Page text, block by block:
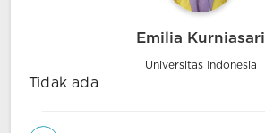
Emilia Kurniasari
Universitas Indonesia
Tidak ada